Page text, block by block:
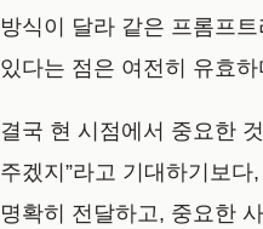
방식이 달라 같은 프롬프
있다는 점은 여전히 유효하
결국 현 시점에서 중요한
주겠지”라고 기대하기보
명확히 전달하고, 중요한